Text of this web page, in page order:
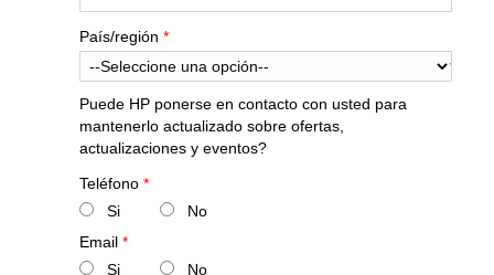
País/región*
Puede HP ponerse en contacto con usted para
mantenerlo actualizado sobre ofertas,
actualizaciones y eventos?
Teléfono*
Si
No
Email*
Si
No